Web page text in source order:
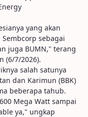
yang akan
sebagai
juga BUMN," terang
(6/7/2026).
salah satunya
dan Karimun (BBK)
beberapa tahub.
Mega Watt sampai
ya," ungkap